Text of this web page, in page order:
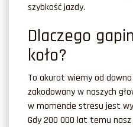
szybkość jazdy.
Dlaczego
koło?
To akurat wiemy od
zakodowany w naszych
w momencie stresu jest
Gdy 200 000 lat temu